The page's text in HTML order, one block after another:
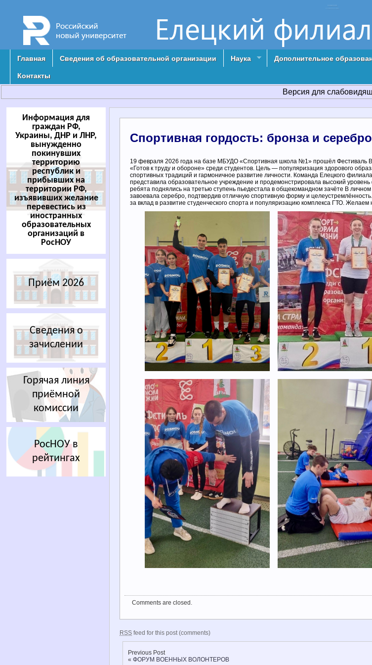
Главная Сведения об образовательной организации Наука Дополнительное
Контакты
Версия для
Спортивная гордость: бронза и
19 февраля 2026 года на базе МБУДО «Спортивная школа №1» прошёл Фестиваль
«Готов к труду и обороне» среди студентов. Цель — популяризация здорового
спортивных традиций и гармоничное развитие личности. Команда Елецкого
представила образовательное учреждение и продемонстрировала высокий
ребята поднялись на третью ступень пьедестала в общекомандном зачёте В
завоевала серебро, подтвердив отличную спортивную форму и
за вклад в развитие студенческого спорта и популяризацию комплекса ГТО.
Comments are closed.
RSS feed for this post (comments)
Previous Post
«ФОРУМ ВОЕННЫХ ВОЛОНТЕРОВ
Информация для
граждан РФ,
Украины, ДНР и ЛНР,
вынужденно
покинувших
территорию
республик и
прибывших на
территории РФ,
изъявивших желание
перевестись из
иностранных
образовательных
организаций в
РосНОУ
Приём 2026
Сведения о
зачислении
Горячая линия
приёмной
комиссии
РосНОУ в
рейтингах